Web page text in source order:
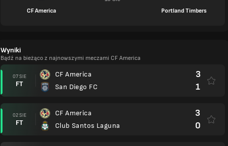
CF America
Portland Timbers
Wyniki
Bądź na bieżąco z najnowszymi meczami CF America
07 SIE
FT
CF America
San Diego FC
3
1
02 SIE
FT
CF America
Club Santos Laguna
3
0